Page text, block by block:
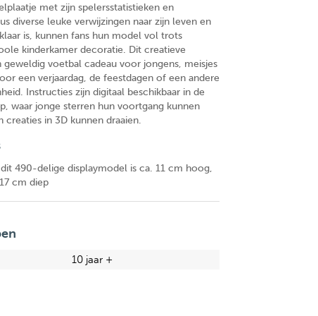
met zijn spelersstatistieken en
diverse leuke verwijzingen naar zijn leven en
is, kunnen fans hun model vol trots
kinderkamer decoratie. Dit creatieve
geweldig voetbal cadeau voor jongens, meisjes
een verjaardag, de feestdagen of een andere
Instructies zijn digitaal beschikbaar in de
waar jonge sterren hun voortgang kunnen
creaties in 3D kunnen draaien.
490-delige displaymodel is ca. 11 cm hoog,
cm diep
10 jaar +